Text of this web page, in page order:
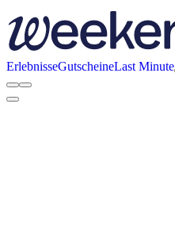
ErlebnisseGutscheineLast Minute